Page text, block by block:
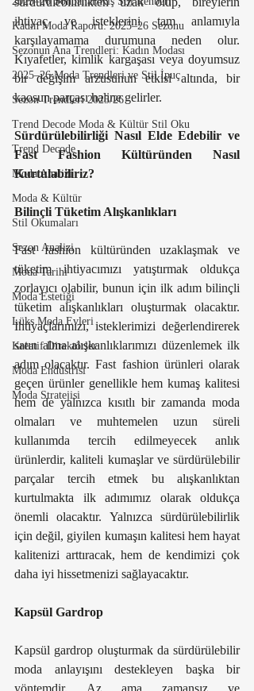
Kadın Moda Raporu: 2025–26 Sezonu
Sezonun Ana Trendleri: Kadın Modası
2025–26 Moda Trendleri ve Stil İpuç
Sezon Trendleri 2025/26
Trend Decode Moda & Kültür Stil Oku
Trend Decode
Moda Analizi
Moda & Kültür
Stil Okumaları
Sezon Analizi
Moda Tarihi
Moda Estetiği
Lüks Moda Evleri
Kreatif Direktörler
Moda Endüstrisi
Moda Stratejisi
ihtiyaç ve isteklerini tam anlamıyla
karşılayamama durumuna neden olur.
Kıyafetler, kimlik kargaşası veya doyumsuz
bir değişim arzusunun etkisi altında, bir
kaosun parçası haline gelirler.
Sürdürülebilirliği Nasıl Elde Edebilir ve
Fast Fashion Kültüründen Nasıl
Kurtulabiliriz?
Bilinçli Tüketim Alışkanlıkları
Fast fashion kültüründen uzaklaşmak ve
tüketim ihtiyacımızı yatıştırmak oldukça
zorlayıcı olabilir, bunun için ilk adım bilinçli
tüketim alışkanlıkları oluşturmak olacaktır.
İhtiyaçlarımızı, isteklerimizi değerlendirerek
satın alma alışkanlıklarımızı düzenlemek ilk
adım olacaktır. Fast fashion ürünleri olarak
geçen ürünler genellikle hem kumaş kalitesi
hem de yalnızca kısıtlı bir zamanda moda
olmaları ve muhtemelen uzun süreli
kullanımda tercih edilmeyecek anlık
ürünlerdir, kaliteli kumaşlar ve sürdürülebilir
parçalar tercih etmek bu alışkanlıktan
kurtulmakta ilk adımımız olarak oldukça
önemli olacaktır. Yalnızca sürdürülebilirlik
için değil, giyilen kumaşın kalitesi hem hayat
kalitenizi arttıracak, hem de kendimizi çok
daha iyi hissetmenizi sağlayacaktır.
Kapsül Gardrop
Kapsül gardrop oluşturmak da sürdürülebilir
moda anlayışını destekleyen başka bir
yöntemdir. Az ama zamansız ve